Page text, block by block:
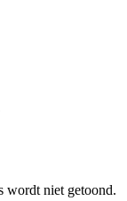
wordt niet getoond.